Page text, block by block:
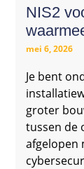
NIS2
mei 6, 2026
Je bent
groter
tussen de
afgelopen